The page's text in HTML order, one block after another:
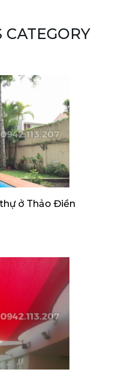
ở Thảo Điền